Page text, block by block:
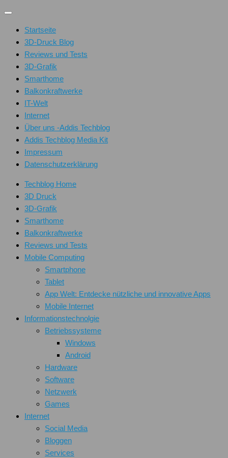
Unter
Inhalt
Startseite
3D-Druck Blog
Reviews und Tests
3D-Grafik
Smarthome
Balkonkraftwerke
IT-Welt
Internet
Über uns -Addis Techblog
Addis Techblog Media Kit
Impressum
Datenschutzerklärung
Techblog Home
3D Druck
3D-Grafik
Smarthome
Balkonkraftwerke
Reviews und Tests
Mobile Computing
Smartphone
Tablet
App Welt: Entdecke nützliche und innovative Apps
Mobile Internet
Informationstechnolgie
Betriebssysteme
Windows
Android
Hardware
Software
Netzwerk
Games
Internet
Social Media
Bloggen
Services